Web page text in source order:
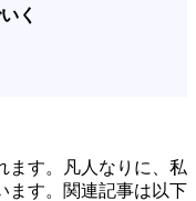
く
す。凡人なりに、私
ます。関連記事は以下